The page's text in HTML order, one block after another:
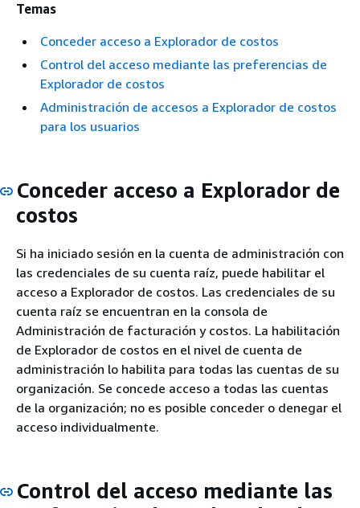
Temas
Conceder acceso a Explorador de costos
Control del acceso mediante las preferencias de
Explorador de costos
Administración de accesos a Explorador de costos
para los usuarios
Conceder acceso a Explorador de
costos
Si ha iniciado sesión en la cuenta de administración con
las credenciales de su cuenta raíz, puede habilitar el
acceso a Explorador de costos. Las credenciales de su
cuenta raíz se encuentran en la consola de
Administración de facturación y costos. La habilitación
de Explorador de costos en el nivel de cuenta de
administración lo habilita para todas las cuentas de su
organización. Se concede acceso a todas las cuentas
de la organización; no es posible conceder o denegar el
acceso individualmente.
Control del acceso mediante las